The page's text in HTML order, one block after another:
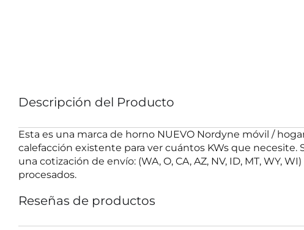
Descripción del Producto
Esta es una marca de horno NUEVO Nordyne móvil /
calefacción existente para ver cuántos KWs que
una cotización de envío: (WA, O, CA, AZ, NV, ID, MT, WY,
procesados.
Reseñas de productos